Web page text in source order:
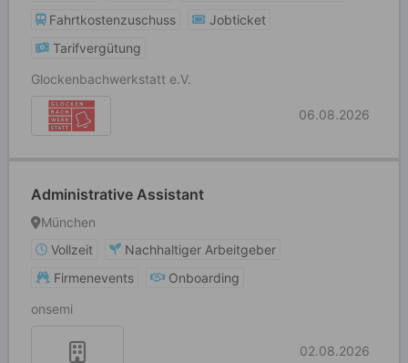
Fahrtkostenzuschuss
Jobticket
Tarifvergütung
Glockenbachwerkstatt e.V.
06.08.2026
Administrative Assistant
München
Vollzeit
Nachhaltiger Arbeitgeber
Firmenevents
Onboarding
onsemi
02.08.2026